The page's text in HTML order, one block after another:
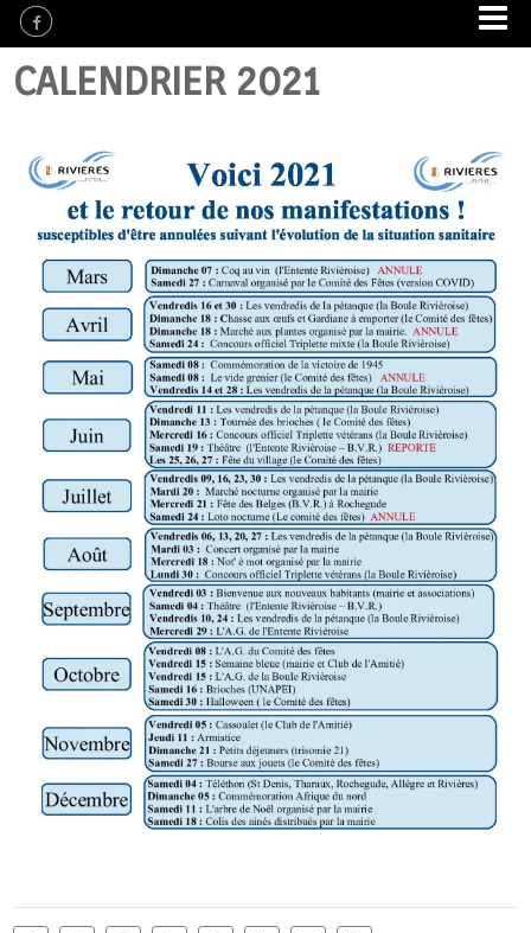
CALENDRIER 2021